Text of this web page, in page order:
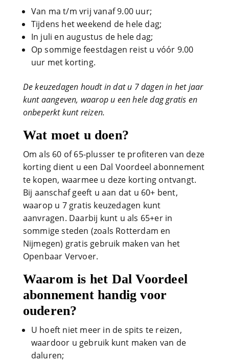
Van ma t/m vrij vanaf 9.00 uur;
Tijdens het weekend de hele dag;
In juli en augustus de hele dag;
Op sommige feestdagen reist u vóór 9.00
uur met korting.
De keuzedagen houdt in dat u 7 dagen in het jaar
kunt aangeven, waarop u een hele dag gratis en
onbeperkt kunt reizen.
Wat moet u doen?
Om als 60 of 65-plusser te profiteren van deze
korting dient u een Dal Voordeel abonnement
te kopen, waarmee u deze korting ontvangt.
Bij aanschaf geeft u aan dat u 60+ bent,
waarop u 7 gratis keuzedagen kunt
aanvragen. Daarbij kunt u als 65+er in
sommige steden (zoals Rotterdam en
Nijmegen) gratis gebruik maken van het
Openbaar Vervoer.
Waarom is het Dal Voordeel
abonnement handig voor
ouderen?
U hoeft niet meer in de spits te reizen,
waardoor u gebruik kunt maken van de
daluren;